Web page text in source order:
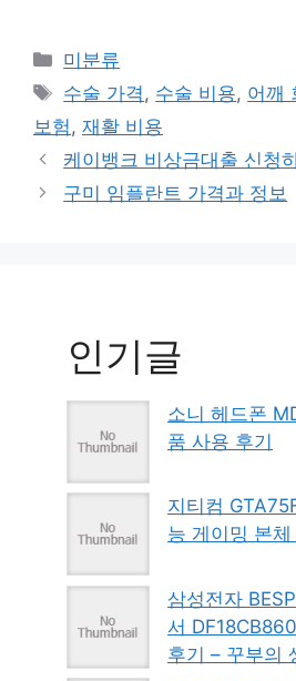
Categories
미분류
Tags
수술 가격 , 수술 비용, 어깨
보험 , 재활 비용
케이뱅크 비상금대출 신청
구미 임플란트 가격과 정보
인기글
소니 헤드폰
품 사용 후기
지티컴
능 게이밍 본체
삼성전자
서
후기 – 꾸부의